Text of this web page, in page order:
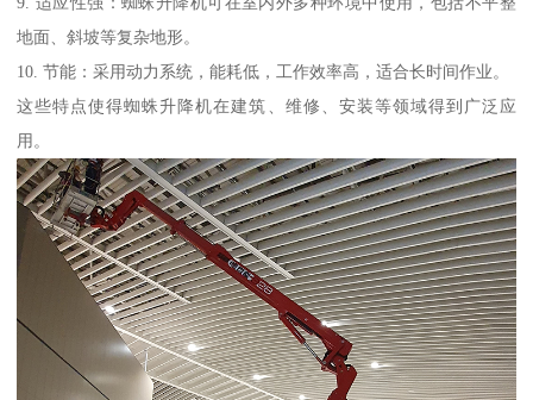
地面、斜坡等复杂地形。
10. 节能：采用动力系统，能耗低，工作效率高，适合长时间作业。
这些特点使得蜘蛛升降机在建筑、维修、安装等领域得到广泛应
用。